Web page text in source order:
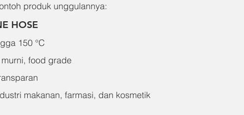
produk unggulannya:
HOSE
150 °C
food grade
makanan, farmasi, dan kosmetik